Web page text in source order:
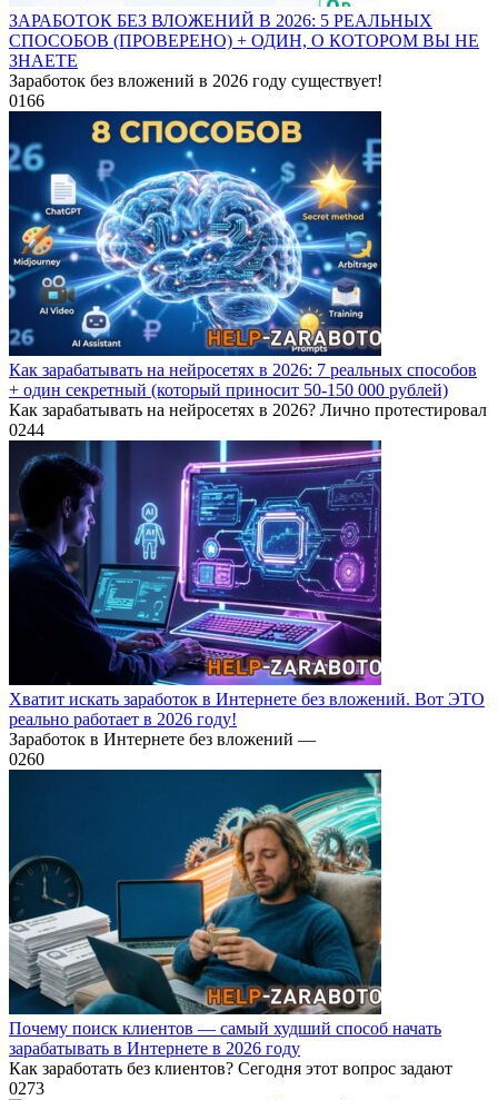
ЗАРАБОТОК БЕЗ ВЛОЖЕНИЙ В 2026: 5 РЕАЛЬНЫХ
СПОСОБОВ (ПРОВЕРЕНО) + ОДИН, О КОТОРОМ ВЫ НЕ
ЗНАЕТЕ
Заработок без вложений в 2026 году существует!
0166
Как зарабатывать на нейросетях в 2026: 7 реальных способов
+ один секретный (который приносит 50-150 000 рублей)
Как зарабатывать на нейросетях в 2026? Лично протестировал
0244
Хватит искать заработок в Интернете без вложений. Вот ЭТО
реально работает в 2026 году!
Заработок в Интернете без вложений —
0260
Почему поиск клиентов — самый худший способ начать
зарабатывать в Интернете в 2026 году
Как заработать без клиентов? Сегодня этот вопрос задают
0273